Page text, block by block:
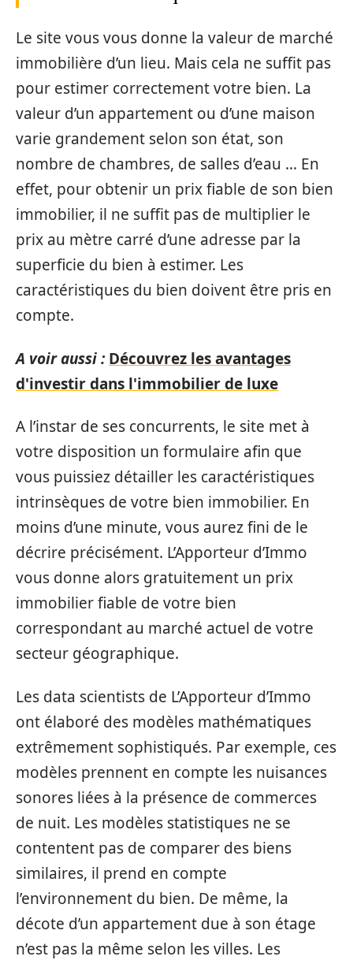
Le site vous vous donne la valeur de marché
immobilière d’un lieu. Mais cela ne suffit pas
pour estimer correctement votre bien. La
valeur d’un appartement ou d’une maison
varie grandement selon son état, son
nombre de chambres, de salles d’eau … En
effet, pour obtenir un prix fiable de son bien
immobilier, il ne suffit pas de multiplier le
prix au mètre carré d’une adresse par la
superficie du bien à estimer. Les
caractéristiques du bien doivent être pris en
compte.
A voir aussi : Découvrez les avantages
d'investir dans l'immobilier de luxe
A l’instar de ses concurrents, le site met à
votre disposition un formulaire afin que
vous puissiez détailler les caractéristiques
intrinsèques de votre bien immobilier. En
moins d’une minute, vous aurez fini de le
décrire précisément. L’Apporteur d’Immo
vous donne alors gratuitement un prix
immobilier fiable de votre bien
correspondant au marché actuel de votre
secteur géographique.
Les data scientists de L’Apporteur d’Immo
ont élaboré des modèles mathématiques
extrêmement sophistiqués. Par exemple, ces
modèles prennent en compte les nuisances
sonores liées à la présence de commerces
de nuit. Les modèles statistiques ne se
contentent pas de comparer des biens
similaires, il prend en compte
l’environnement du bien. De même, la
décote d’un appartement due à son étage
n’est pas la même selon les villes. Les